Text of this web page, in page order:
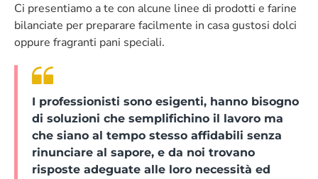
Ci presentiamo a te con alcune linee di prodotti e farine
bilanciate per preparare facilmente in casa gustosi dolci
oppure fragranti pani speciali.
I professionisti sono esigenti, hanno bisogno
di soluzioni che semplifichino il lavoro ma
che siano al tempo stesso affidabili senza
rinunciare al sapore, e da noi trovano
risposte adeguate alle loro necessità ed